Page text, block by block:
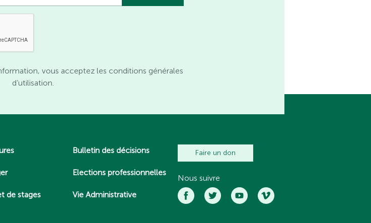
vous acceptez les conditions générales
d’utilisation.
de stages
Bulletin des décisions
Elections professionnelles
Vie Administrative
Faire un don
Nous suivre